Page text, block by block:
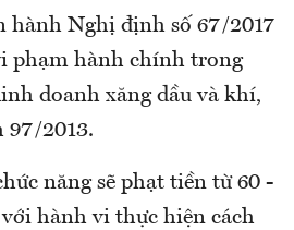
hành Nghị định số 67/2017
phạm hành chính trong
doanh xăng dầu và khí,
97/2013.
năng sẽ phạt tiền từ 60 -
hành vi thực hiện cách